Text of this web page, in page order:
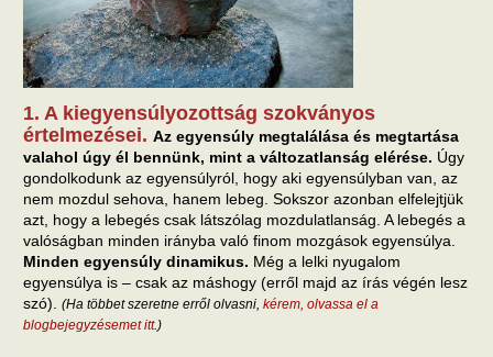
1. A kiegyensúlyozottság szokványos
értelmezései. Az egyensúly megtalálása és megtartása
valahol úgy él bennünk, mint a változatlanság elérése. Úgy
gondolkodunk az egyensúlyról, hogy aki egyensúlyban van, az
nem mozdul sehova, hanem lebeg. Sokszor azonban elfelejtjük
azt, hogy a lebegés csak látszólag mozdulatlanság. A lebegés a
valóságban minden irányba való finom mozgások egyensúlya.
Minden egyensúly dinamikus. Még a lelki nyugalom
egyensúlya is – csak az máshogy (erről majd az írás végén lesz
szó). (Ha többet szeretne erről olvasni, kérem, olvassa el a
blogbejegyzésemet itt.)